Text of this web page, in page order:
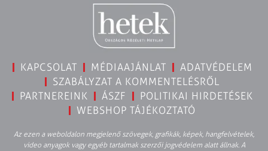
KAPCSOLAT MÉDIAAJÁNLAT
ADATVÉDELEM
SZABÁLYZAT A KOMMENTELÉSRŐL
PARTNEREINK
ÁSZF
POLITIKAI HIRDETÉSEK
WEBSHOP TÁJÉKOZTATÓ
Az ezen a weboldalon megjelenő szövegek, grafikák, képek, hangfelvételek,
video anyagok vagy egyéb tartalmak szerzői jogvédelem alatt állnak. A